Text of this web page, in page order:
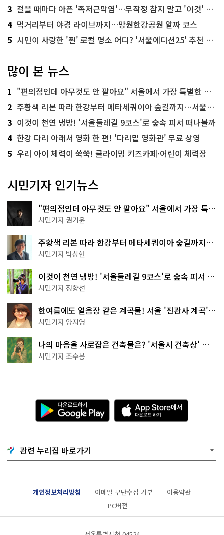
3 걸을 때마다 아픈 '족저근막염'…무작정 참지 말고 '이것' 해보세요!
4 먹거리부터 야경 라이브까지…망원한강공원 알짜 코스
5 시민이 사랑한 '찐' 로컬 명소 어디? '서울에디션25' 추천 코스
많이 본 뉴스
1 "편의점인데 아무것도 안 팔아요" 서울에서 가장 특별한 편의점의 정체
2 주황색 리본 따라 한강부터 메타세쿼이아 숲길까지…서울둘레길 15코스
3 이것이 천연 냉방! '서울둘레길 9코스'로 숲속 피서 떠나볼까
4 한강 다리 아래서 영화 한 편! '다리밑 영화관' 무료 상영
5 우리 아이 체력이 쑥쑥! 클라이밍 키즈카페·어린이 체력장
시민기자 인기뉴스
"편의점인데 아무것도 안 팔아요" 서울에서 가장 특별
한 편의점의 정체
시민기자 권기윤
주황색 리본 따라 한강부터 메타세쿼이아 숲길까지…
서울둘레길 15코스
시민기자 박상현
이것이 천연 냉방! '서울둘레길 9코스'로 숲속 피서 떠
나볼까
시민기자 정향선
한여름에도 얼음장 같은 계곡물! 서울 '진관사 계곡'이
천국이네~
시민기자 양지영
나의 마음을 사로잡은 건축물은? '서울시 건축상' 수
상작 공개!
시민기자 조수봉
다
운
로
기
G
o
g
l
e
l
A
p
p
e
서
다
운
드
관련 누리집 바로가기
개인정보처리방침 이메일 무단수집 거부
이용약관
PC버전